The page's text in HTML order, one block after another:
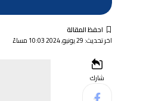
اخر تحديث: 29 يونيو, 2024 10:03 مساءً
شارك